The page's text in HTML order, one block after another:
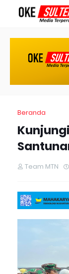
Beranda
Team MTN